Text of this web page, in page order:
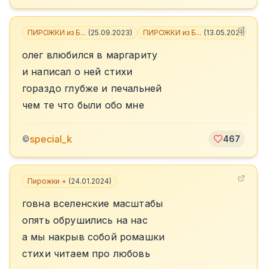
ПИРОЖКИ из Б... (25.09.2023) ПИРОЖКИ из Б... (13.05.2021)
олег влюбился в маргариту
и написал о ней стихи
гораздо глубже и печальней
чем те что были обо мне
©special_k 467
Пирожки + (24.01.2024)
говна вселенские масштабы
опять обрушились на нас
а мы накрыв собой ромашки
стихи читаем про любовь